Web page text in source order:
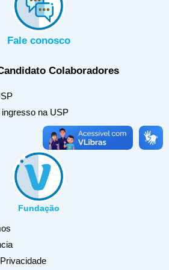
Fale conosco
Colaboradores
na USP
Fundação